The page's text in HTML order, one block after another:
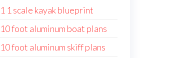
1 1 scale kayak blueprint
10 foot aluminum boat plans
10 foot aluminum skiff plans